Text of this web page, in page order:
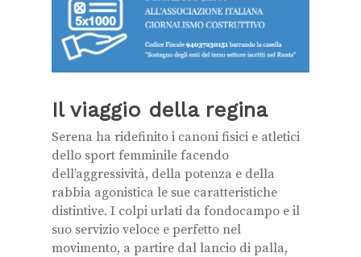
Il viaggio della regina
Serena ha ridefinito i canoni fisici e atletici
dello sport femminile facendo
dell’aggressività, della potenza e della
rabbia agonistica le sue caratteristiche
distintive. I colpi urlati da fondocampo e il
suo servizio veloce e perfetto nel
movimento, a partire dal lancio di palla,